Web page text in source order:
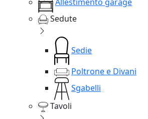
Allestimento garage
Sedute
Sedie
Poltrone e Divani
Sgabelli
Tavoli